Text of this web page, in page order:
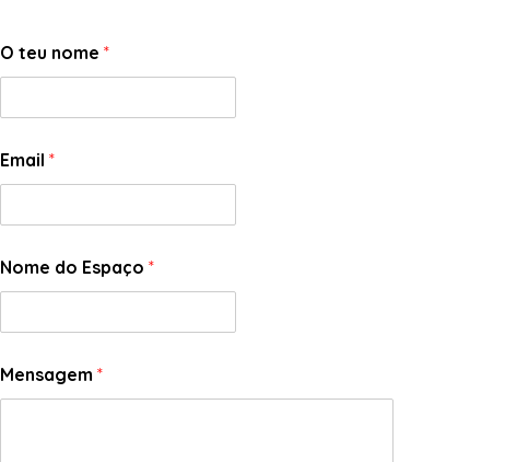
O teu nome *
Email *
Nome do Espaço *
Mensagem *